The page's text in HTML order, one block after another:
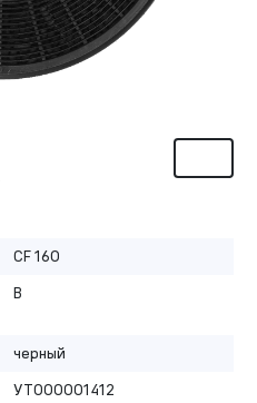
CF 160
B
черный
УТ000001412